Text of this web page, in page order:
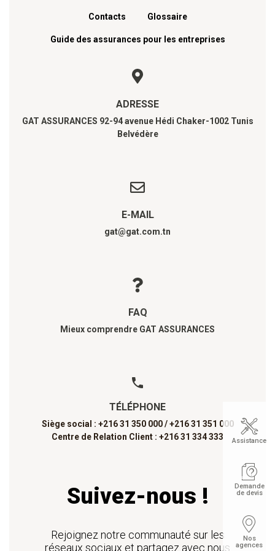
Contacts Glossaire
Guide des assurances pour les entreprises
ADRESSE
GAT ASSURANCES 92-94 avenue Hédi Chaker-1002 Tunis
Belvédère
E-MAIL
gat@gat.com.tn
FAQ
Mieux comprendre GAT ASSURANCES
TÉLÉPHONE
Siège social : +216 31 350 000 / +216 31 351 000
Centre de Relation Client : +216 31 334 333
Suivez-nous !
Rejoignez notre communauté sur les
réseaux sociaux et partagez avec nous
Assistance
Demande
de devis
Nos
agences